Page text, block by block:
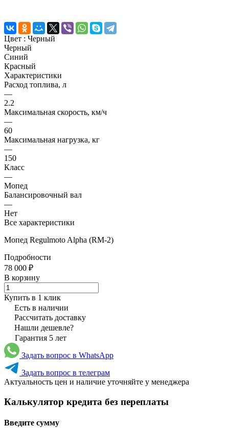
Цвет : Черный
Черный
Синий
Красный
Характеристики
Расход топлива, л
—
2.2
Максимальная скорость, км/ч
—
60
Максимальная нагрузка, кг
—
150
Класс
—
Мопед
Балансировочный вал
—
Нет
Все характеристики
Мопед Regulmoto Alpha (RM-2)
Подробности
78 000 ₽
В корзину
Купить в 1 клик
Есть в наличии
Рассчитать доставку
Нашли дешевле?
Гарантия 5 лет
Задать вопрос в WhatsApp
Задать вопрос в телеграм
Актуальность цен и наличие уточняйте у менеджера
Калькулятор кредита без переплаты
Введите сумму